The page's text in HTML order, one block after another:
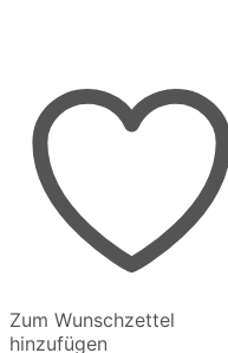
Zum Wunschzettel
hinzufügen